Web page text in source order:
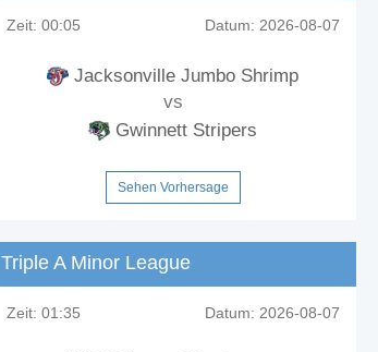
Zeit: 00:05 Datum: 2026-08-07
Jacksonville Jumbo Shrimp
vs
Gwinnett Stripers
Sehen Vorhersage
Triple A Minor League
Zeit: 01:35 Datum: 2026-08-07